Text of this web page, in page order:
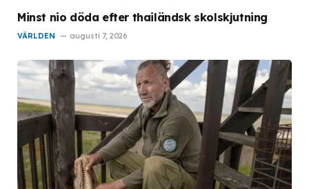
Minst nio döda efter thailändsk skolskjutning
VÄRLDEN augusti 7, 2026